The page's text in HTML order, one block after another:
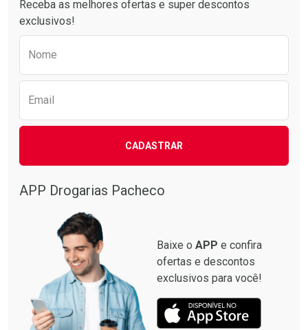
Comprar sem Desconto
Por R$ 49,89/cada
Ativar Desconto
Receba as melhores ofertas e super descontos
exclusivos!
Nome
Email
CADASTRAR
APP Drogarias Pacheco
Baixe o APP e confira
ofertas e descontos
exclusivos para você!